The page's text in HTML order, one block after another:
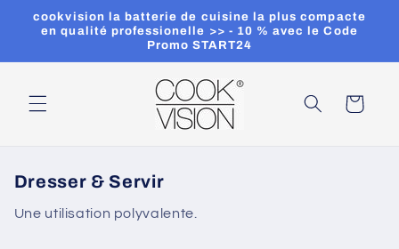
passer
au
cookvision la batterie de cuisine la plus compacte
en qualité professionelle >> - 10 % avec le Code
Promo START24
Panier
Dresser & Servir
Une utilisation polyvalente.